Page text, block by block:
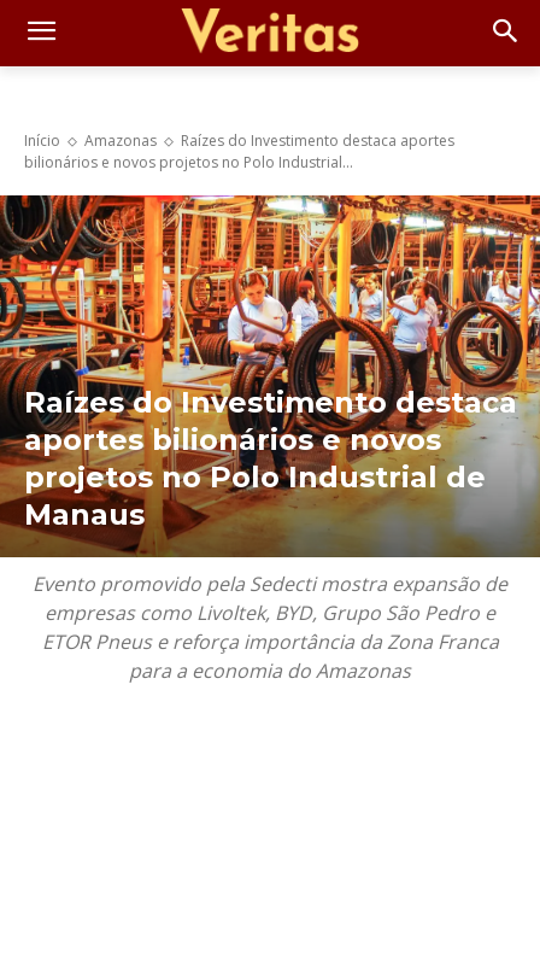
Início Amazonas
Raízes do Investimento destaca aportes
bilionários e novos projetos no Polo Industrial...
Raízes do Investimento destaca
aportes bilionários e novos
projetos no Polo Industrial de
Manaus
Evento promovido pela Sedecti mostra expansão de
empresas como Livoltek, BYD, Grupo São Pedro e
ETOR Pneus e reforça importância da Zona Franca
para a economia do Amazonas